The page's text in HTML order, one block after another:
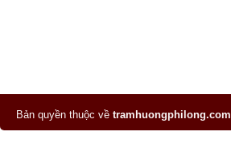
Bản quyền thuộc về tramhuongphilong.com